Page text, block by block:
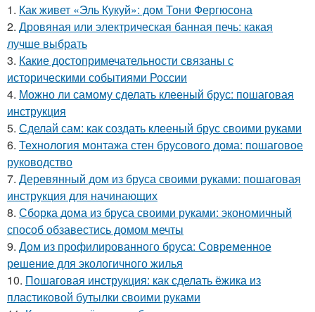
1. Как живет «Эль Кукуй»: дом Тони Фергюсона
2. Дровяная или электрическая банная печь: какая
лучше выбрать
3. Какие достопримечательности связаны с
историческими событиями России
4. Можно ли самому сделать клееный брус: пошаговая
инструкция
5. Сделай сам: как создать клееный брус своими руками
6. Технология монтажа стен брусового дома: пошаговое
руководство
7. Деревянный дом из бруса своими руками: пошаговая
инструкция для начинающих
8. Сборка дома из бруса своими руками: экономичный
способ обзавестись домом мечты
9. Дом из профилированного бруса: Современное
решение для экологичного жилья
10. Пошаговая инструкция: как сделать ёжика из
пластиковой бутылки своими руками